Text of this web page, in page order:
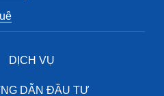
DỊCH VỤ
DẪN ĐẦU TƯ